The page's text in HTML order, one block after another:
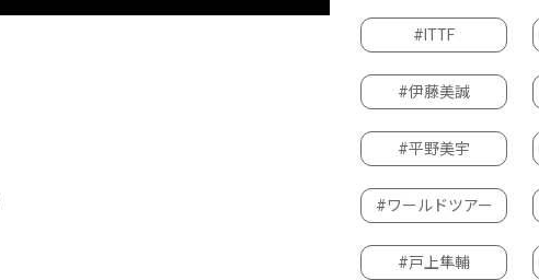
#ITTF
#伊藤美誠
#平野美宇
#ワールドツアー
#戸上隼輔